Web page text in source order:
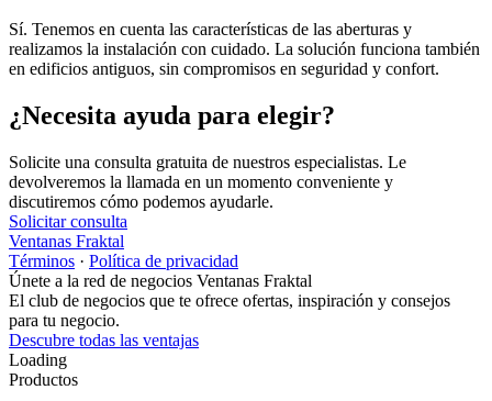
Sí. Tenemos en cuenta las características de las aberturas y
realizamos la instalación con cuidado. La solución funciona también
en edificios antiguos, sin compromisos en seguridad y confort.
¿Necesita ayuda para elegir?
Solicite una consulta gratuita de nuestros especialistas. Le
devolveremos la llamada en un momento conveniente y
discutiremos cómo podemos ayudarle.
Solicitar consulta
Ventanas Fraktal
Términos · Política de privacidad
Únete a la red de negocios Ventanas Fraktal
El club de negocios que te ofrece ofertas, inspiración y consejos
para tu negocio.
Descubre todas las ventajas
Loading
Productos